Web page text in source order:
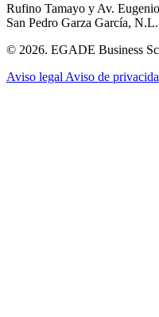
Rufino Tamayo y Av.
San Pedro Garza García, N.L.
© 2026. EGADE Business
Aviso legal Aviso de